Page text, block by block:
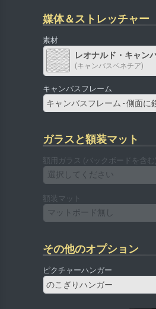
媒体＆ストレッチャー
素材
レオナルド・キャンバ
(キャンバスベネチア)
キャンバスフレーム
キャンバスフレーム - 側面に
ガラスと額装マット
額用ガラス (バックボードを含む)
選択してください
額装マット
マットボード無し
その他のオプション
ピクチャーハンガー
のこぎりハンガー